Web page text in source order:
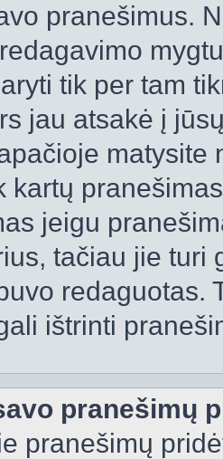
pranešimus.
tik per tam
jau atsakė į
matysite
kartų
jeigu
tačiau jie turi
redaguotas.
ištrinti
pranešimų
pranešimų